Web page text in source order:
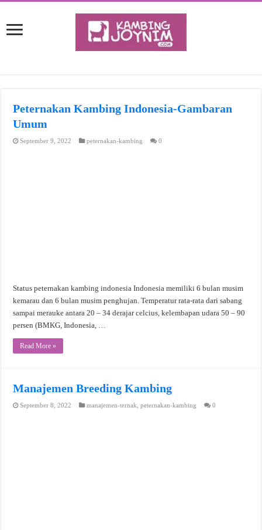
Peternakan Kambing Indonesia-Gambaran
Umum
September 9, 2022 peternakan-kambing 0
Status peternakan kambing indonesia Indonesia memiliki 6 bulan musim
kemarau dan 6 bulan musim penghujan. Temperatur rata-rata dari sabang
sampai merauke antara 20 – 34 derajar celcius, kelembapan udara 50 – 90
persen (BMKG, Indonesia, …
Read More »
Manajemen Breeding Kambing
September 8, 2022 manajemen-ternak ,peternakan-kambing 0